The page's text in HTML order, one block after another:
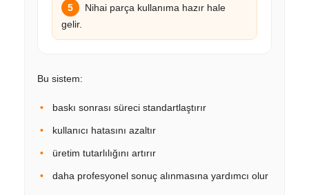
5
Nihai parça kullanıma hazır hale
gelir.
Bu sistem:
baskı sonrası süreci standartlaştırır
kullanıcı hatasını azaltır
üretim tutarlılığını artırır
daha profesyonel sonuç alınmasına yardımcı olur